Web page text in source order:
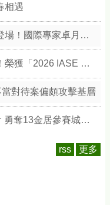
相遇
私立育達高中-育達樂齡課程盛大登場！國際專家卓月蘭帶領樂齡族體驗綠色療癒力
數位實中-臺北數位實中雙喜臨門！榮獲「2026 IASE 教育影響力獎」雙楷模，以數位治理與無圍牆校園引領教育新典範
對待案偏頗攻擊基層
臺北市代表隊閃耀國際少年運動會 勇奪13金居參賽城市之冠 展現競技實力與城市榮耀
rss 更多